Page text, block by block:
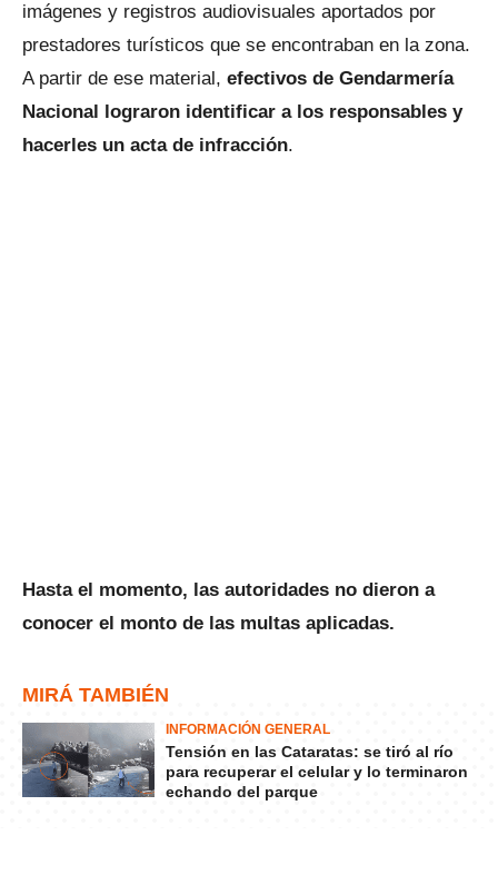
imágenes y registros audiovisuales aportados por
prestadores turísticos que se encontraban en la zona.
A partir de ese material, efectivos de Gendarmería
Nacional lograron identificar a los responsables y
hacerles un acta de infracción.
Hasta el momento, las autoridades no dieron a
conocer el monto de las multas aplicadas.
MIRÁ TAMBIÉN
INFORMACIÓN GENERAL
Tensión en las Cataratas: se tiró al río
para recuperar el celular y lo terminaron
echando del parque